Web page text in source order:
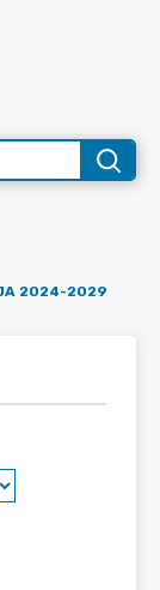
2024-2029